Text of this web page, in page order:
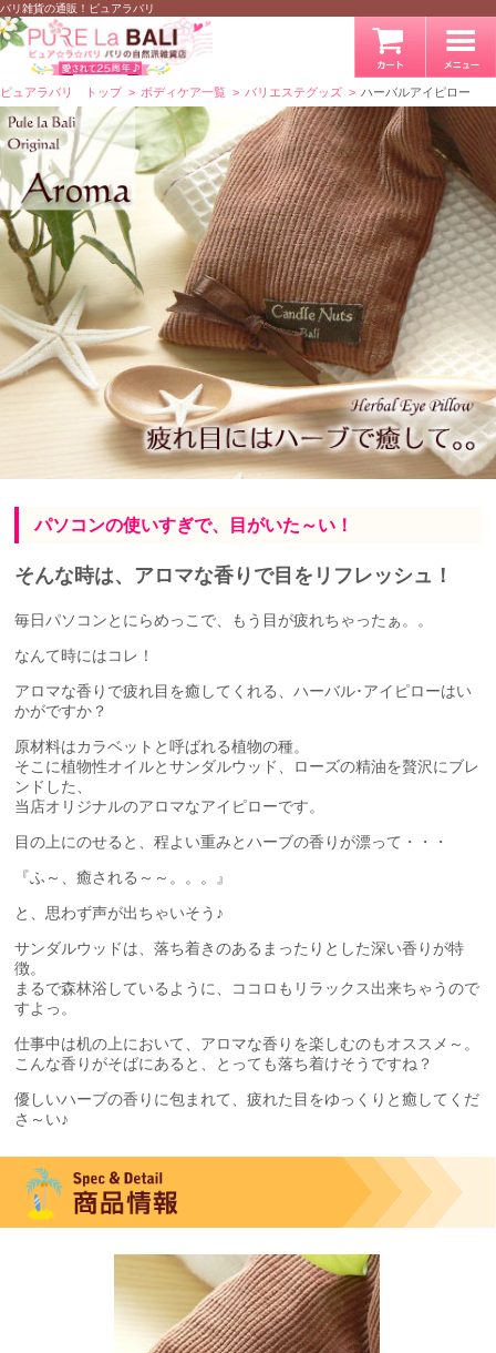
バリ雑貨の通販！ピュアラバリ
ピュアラバリ トップ ボディケア一覧 バリエステグッズ ハーバルアイピロー
パソコンの使いすぎで、目がいた～い！
そんな時は、アロマな香りで目をリフレッシュ！
毎日パソコンとにらめっこで、もう目が疲れちゃったぁ。。
なんて時にはコレ！
アロマな香りで疲れ目を癒してくれる、ハーバル･アイピローはい
かがですか？
原材料はカラベットと呼ばれる植物の種。
そこに植物性オイルとサンダルウッド、ローズの精油を贅沢にブレ
ンドした、
当店オリジナルのアロマなアイピローです。
目の上にのせると、程よい重みとハーブの香りが漂って・・・
『ふ～、癒される～～。。。』
と、思わず声が出ちゃいそう♪
サンダルウッドは、落ち着きのあるまったりとした深い香りが特
徴。
まるで森林浴しているように、ココロもリラックス出来ちゃうので
すよっ。
仕事中は机の上において、アロマな香りを楽しむのもオススメ～。
こんな香りがそばにあると、とっても落ち着けそうですね？
優しいハーブの香りに包まれて、疲れた目をゆっくりと癒してくだ
さ～い♪